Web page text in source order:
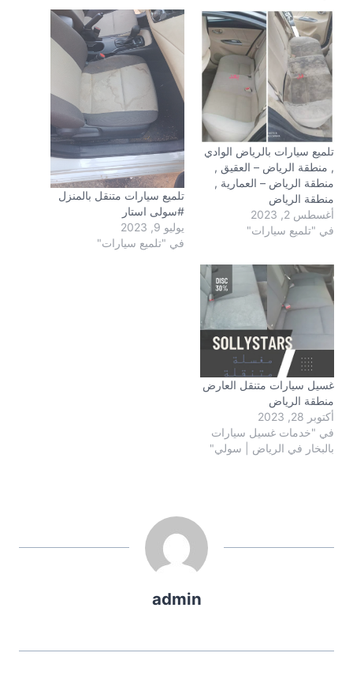
تلميع سيارات بالرياض الوادي
, منطقة الرياض – العقيق ,
منطقة الرياض – العمارية ,
منطقة الرياض
أغسطس 2, 2023
في "تلميع سيارات"
تلميع سيارات متنقل بالمنزل
#سولى استار
يوليو 9, 2023
في "تلميع سيارات"
غسيل سيارات متنقل العارض
منطقة الرياض
أكتوبر 28, 2023
في "خدمات غسيل سيارات
بالبخار في الرياض | سولي"
admin